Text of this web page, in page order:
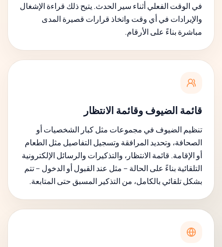
في الوقت الفعلي أثناء سير الحدث. يتيح ذلك قراءة الإشغال
والإيرادات في أي وقت واتخاذ قرارات قصيرة المدى
مباشرة بناءً على الأرقام.
قائمة الضيوف وقائمة الانتظار
تنظيم الضيوف في مجموعات مثل كبار الشخصيات أو
الصحافة، وتحديد المرافقة وتسجيل التفاصيل مثل الطعام
أو الإقامة. قائمة الانتظار، والتذكيرات والرسائل الإلكترونية
التلقائية بناءً على الحالة – مثل عند القبول أو الدخول – تتم
بشكل تلقائي بالكامل، من التذكير المسبق حتى المتابعة.